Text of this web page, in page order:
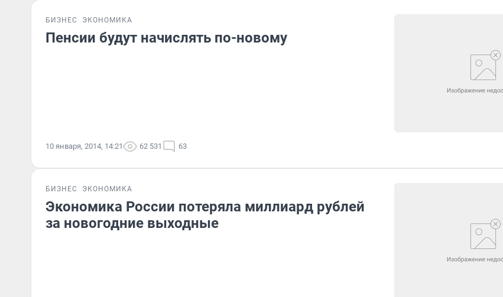
БИЗНЕС ЭКОНОМИКА
Пенсии будут начислять по-новому
10 января, 2014, 14:21 62 531 63
БИЗНЕС ЭКОНОМИКА
Экономика России потеряла миллиард рублей
за новогодние выходные